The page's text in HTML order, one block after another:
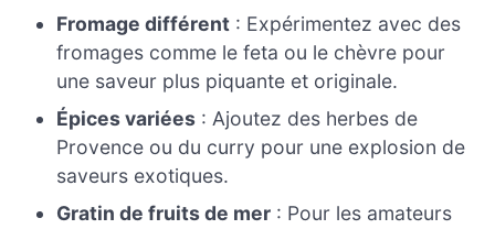
Fromage différent : Expérimentez avec des
fromages comme le feta ou le chèvre pour
une saveur plus piquante et originale.
Épices variées : Ajoutez des herbes de
Provence ou du curry pour une explosion de
saveurs exotiques.
Gratin de fruits de mer : Pour les amateurs